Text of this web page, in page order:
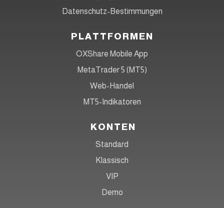
Datenschutz-Bestimmungen
PLATTFORMEN
OXShare Mobile App
MetaTrader 5 (MT5)
Web-Handel
MT5-Indikatoren
KONTEN
Standard
Klassisch
VIP
Demo